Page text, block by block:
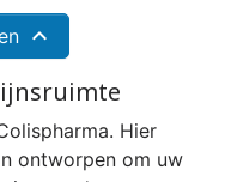

Hier
ontworpen om uw